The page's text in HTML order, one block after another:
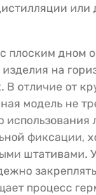
или
плоским дном
изделия на
В отличие от
модель не
использования
фиксации,
штативами.
процесс